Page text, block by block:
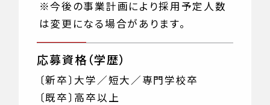
※今後の事業計画により採用予定人数
は変更になる場合があります。
応募資格（学歴）
〔新卒〕大学／短大／専門学校卒
〔既卒〕高卒以上